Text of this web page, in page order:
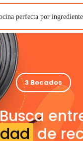
3 Bocados
Busca
de